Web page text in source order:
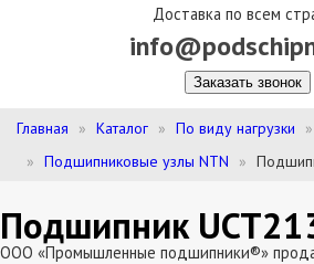
Доставка по всем
Заказать звонок
Главная Каталог По виду нагрузки
Подшипниковые узлы NTN
Подшипник
ООО «Промышленные подшипники®»